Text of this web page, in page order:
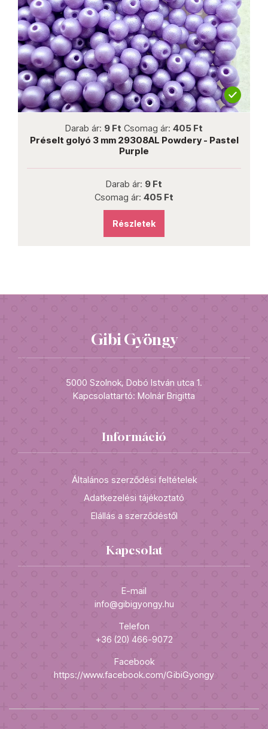
Darab ár: 9 Ft Csomag ár: 405 Ft
Préselt golyó 3 mm 29308AL Powdery - Pastel
Purple
Darab ár: 9 Ft
Csomag ár: 405 Ft
Részletek
Gibi Gyöngy
5000 Szolnok, Dobó István utca 1.
Kapcsolattartó: Molnár Brigitta
Információ
Általános szerződési feltételek
Adatkezelési tájékoztató
Elállás a szerződéstől
Kapcsolat
E-mail
info@gibigyongy.hu
Telefon
+36 (20) 466-9072
Facebook
https://www.facebook.com/GibiGyongy